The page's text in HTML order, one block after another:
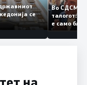
државниот
се
Во СДСМ
е само
копија
Заев